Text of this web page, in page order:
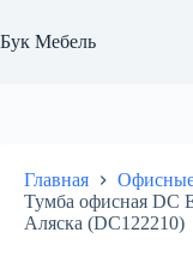
к
сути
Бук Мебель
Главная
Тумба офисная DC
Аляска (DC122210)